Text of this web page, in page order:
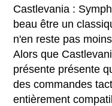
Castlevania :
beau être un
n'en reste pas
Alors que
présente présente
des commandes
entièrement